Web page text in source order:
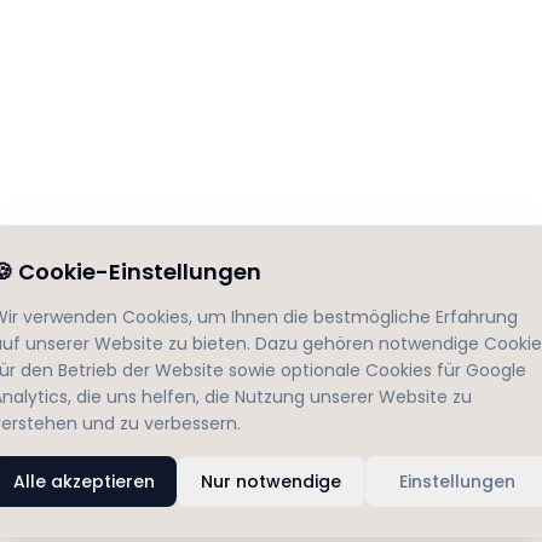
Cookie-Einstellungen
verwenden Cookies, um Ihnen die bestmögliche Erfahrung
unserer Website zu bieten. Dazu gehören notwendige
den Betrieb der Website sowie optionale Cookies für Google
die uns helfen, die Nutzung unserer Website zu
und zu verbessern.
Alle akzeptieren Nur notwendige Einstellungen